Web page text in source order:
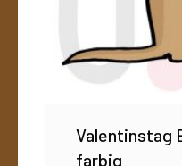
Valentinstag
farbig